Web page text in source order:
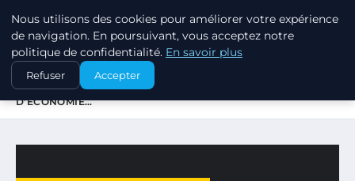
EXXON CLIMATE FOOTPRINT
ACCUEIL
ÉDUCATION ENVIRONNEMENTALE
INTÉGRER LE BILAN CARBONE DANS LES COURS
D’ÉCONOMIE…
Nous utilisons des cookies pour améliorer votre expérience
de navigation. En poursuivant, vous acceptez notre
politique de confidentialité. En savoir plus
Refuser Accepter